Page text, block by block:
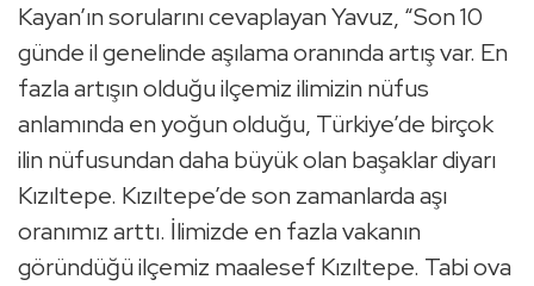
Kayan’ın sorularını cevaplayan Yavuz, “Son 10
günde il genelinde aşılama oranında artış var. En
fazla artışın olduğu ilçemiz ilimizin nüfus
anlamında en yoğun olduğu, Türkiye’de birçok
ilin nüfusundan daha büyük olan başaklar diyarı
Kızıltepe. Kızıltepe’de son zamanlarda aşı
oranımız arttı. İlimizde en fazla vakanın
göründüğü ilçemiz maalesef Kızıltepe. Tabi ova